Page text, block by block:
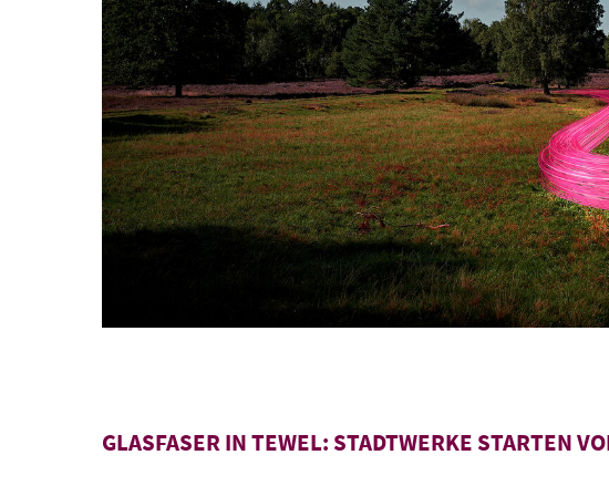
GLASFASER IN TEWEL: STADTWERKE STARTEN